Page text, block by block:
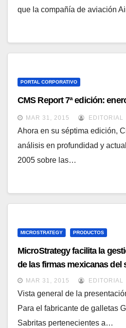
que la compañía de aviación
PORTAL CORPORATIVO
CMS Report 7ª edición:
MAR 31, 2015 EDITORIAL
Ahora en su séptima edición,
análisis en profundidad y
2005 sobre las…
MICROSTRATEGY PRODUCTOS
MicroStrategy facilita la
de las firmas mexicanas del
Gamesa y Sabritas
MAR 31, 2015 EDITORIAL
Vista general de la
Para el fabricante de galletas
Sabritas pertenecientes a…